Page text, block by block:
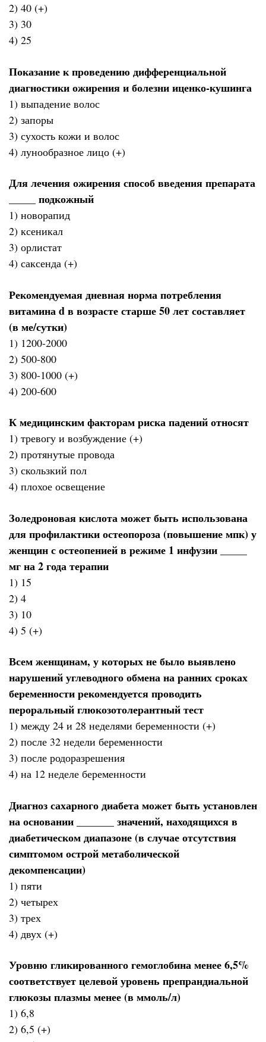
2) 40 (+)
3) 30
4) 25
Показание к проведению дифференциальной
диагностики ожирения и болезни иценко-кушинга
1) выпадение волос
2) запоры
3) сухость кожи и волос
4) лунообразное лицо (+)
Для лечения ожирения способ введения препарата
_____ подкожный
1) новорапид
2) ксеникал
3) орлистат
4) саксенда (+)
Рекомендуемая дневная норма потребления
витамина d в возрасте старше 50 лет составляет
(в ме/сутки)
1) 1200-2000
2) 500-800
3) 800-1000 (+)
4) 200-600
К медицинским факторам риска падений относят
1) тревогу и возбуждение (+)
2) протянутые провода
3) скользкий пол
4) плохое освещение
Золедроновая кислота может быть использована
для профилактики остеопороза (повышение мпк) у
женщин с остеопенией в режиме 1 инфузии _____
мг на 2 года терапии
1) 15
2) 4
3) 10
4) 5 (+)
Всем женщинам, у которых не было выявлено
нарушений углеводного обмена на ранних сроках
беременности рекомендуется проводить
пероральный глюкозотолерантный тест
1) между 24 и 28 неделями беременности (+)
2) после 32 недели беременности
3) после родоразрешения
4) на 12 неделе беременности
Диагноз сахарного диабета может быть установлен
на основании _______ значений, находящихся в
диабетическом диапазоне (в случае отсутствия
симптомом острой метаболической
декомпенсации)
1) пяти
2) четырех
3) трех
4) двух (+)
Уровню гликированного гемоглобина менее 6,5%
соответствует целевой уровень препрандиальной
глюкозы плазмы менее (в ммоль/л)
1) 6,8
2) 6,5 (+)